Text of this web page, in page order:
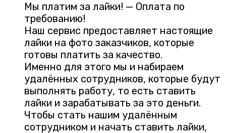
Мы платим за лайки! — Оплата по
требованию!
Наш сервис предоставляет настоящие
лайки на фото заказчиков, которые
готовы платить за качество.
Именно для этого мы и набираем
удалённых сотрудников, которые будут
выполнять работу, то есть ставить
лайки и зарабатывать за это деньги.
Чтобы стать нашим удалённым
сотрудником и начать ставить лайки,